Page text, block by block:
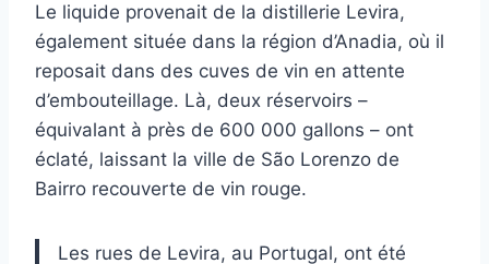
Le liquide provenait de la distillerie Levira,
également située dans la région d’Anadia, où il
reposait dans des cuves de vin en attente
d’embouteillage. Là, deux réservoirs –
équivalant à près de 600 000 gallons – ont
éclaté, laissant la ville de São Lorenzo de
Bairro recouverte de vin rouge.
Les rues de Levira, au Portugal, ont été